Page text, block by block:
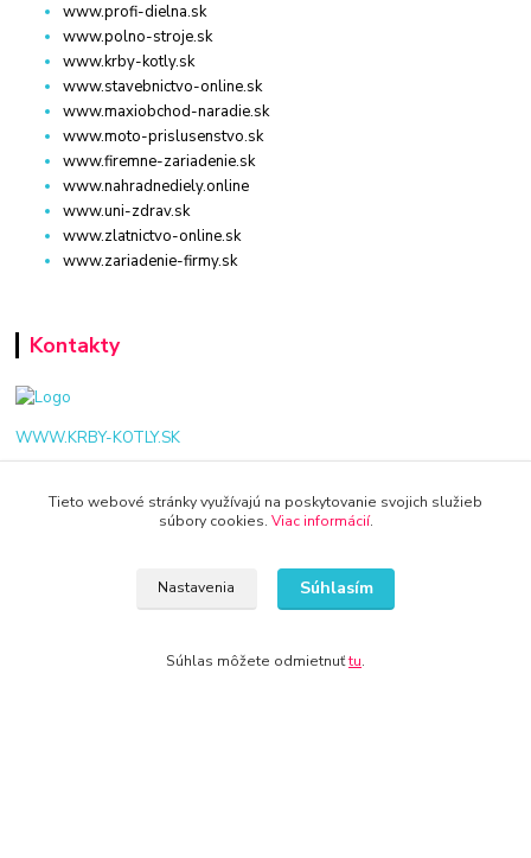
www.profi-dielna.sk
www.polno-stroje.sk
www.krby-kotly.sk
www.stavebnictvo-online.sk
www.maxiobchod-naradie.sk
www.moto-prislusenstvo.sk
www.firemne-zariadenie.sk
www.nahradnediely.online
www.uni-zdrav.sk
www.zlatnictvo-online.sk
www.zariadenie-firmy.sk
Kontakty
WWW.KRBY-KOTLY.SK
Tieto webové stránky využívajú na poskytovanie svojich služieb
súbory cookies. Viac informácií.
Nastavenia Súhlasím
Súhlas môžete odmietnuťtu.